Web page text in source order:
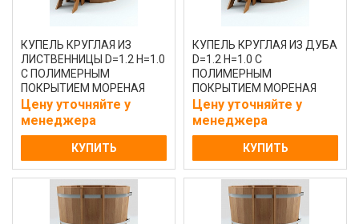
КУПЕЛЬ КРУГЛАЯ ИЗ
ЛИСТВЕННИЦЫ D=1.2 H=1.0
С ПОЛИМЕРНЫМ
ПОКРЫТИЕМ МОРЕНАЯ
Цену уточняйте у
менеджера
КУПИТЬ
КУПЕЛЬ КРУГЛАЯ ИЗ ДУБА
D=1.2 H=1.0 С
ПОЛИМЕРНЫМ
ПОКРЫТИЕМ МОРЕНАЯ
Цену уточняйте у
менеджера
КУПИТЬ